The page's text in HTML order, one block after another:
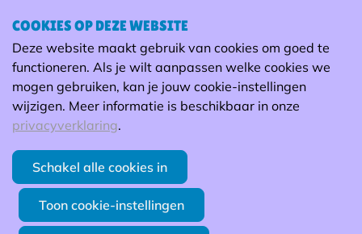
2-daags werkbezoek aan “EU
social economy” in Spanje
AFGELOPEN
Vorming
COOKIES OP DEZE WEBSITE
Deze website maakt gebruik van cookies om goed te
functioneren. Als je wilt aanpassen welke cookies we
mogen gebruiken, kan je jouw cookie-instellingen
wijzigen. Meer informatie is beschikbaar in onze
privacyverklaring.
Schakel alle cookies in
Toon cookie-instellingen